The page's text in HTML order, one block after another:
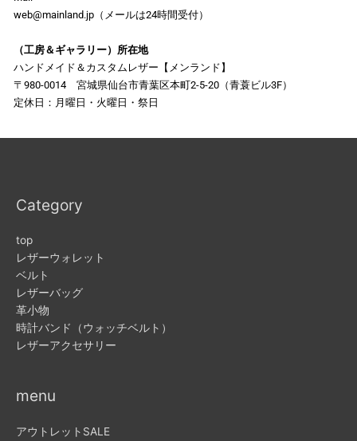
web@mainland.jp（メールは24時間受付）
（工房＆ギャラリー）所在地
ハンドメイド＆カスタムレザー【メンランド】
〒980-0014 宮城県仙台市青葉区本町2-5-20（青蓑ビル3F）
定休日：月曜日・火曜日・祭日
Category
top
レザーウォレット
ベルト
レザーバッグ
革小物
時計バンド（ウォッチベルト）
レザーアクセサリー
menu
アウトレットSALE